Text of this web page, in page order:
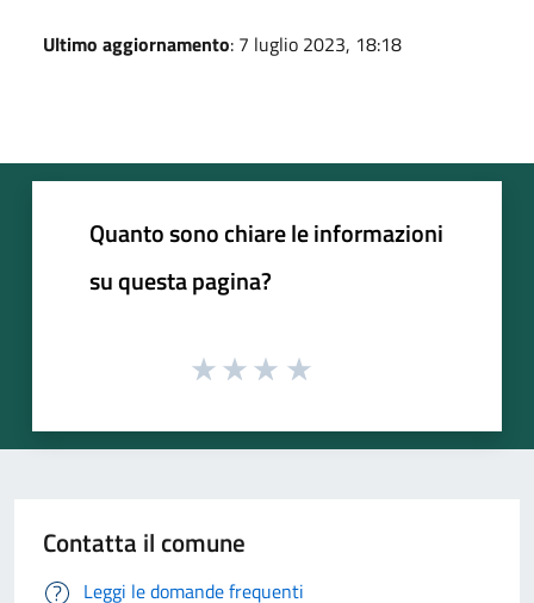
Ultimo aggiornamento: 7 luglio 2023, 18:18
Quanto sono chiare le informazioni
su questa pagina?
Contatta il comune
Leggi le domande frequenti